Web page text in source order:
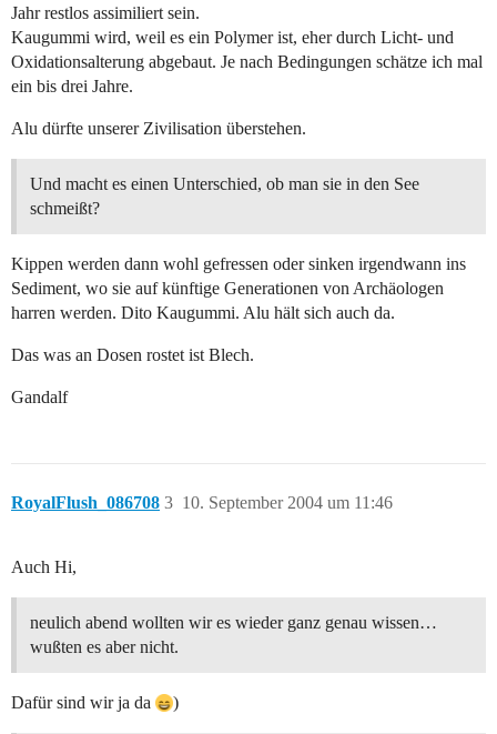
Jahr restlos assimiliert sein.
Kaugummi wird, weil es ein Polymer ist, eher durch Licht- und
Oxidationsalterung abgebaut. Je nach Bedingungen schätze ich mal
ein bis drei Jahre.
Alu dürfte unserer Zivilisation überstehen.
Und macht es einen Unterschied, ob man sie in den See
schmeißt?
Kippen werden dann wohl gefressen oder sinken irgendwann ins
Sediment, wo sie auf künftige Generationen von Archäologen
harren werden. Dito Kaugummi. Alu hält sich auch da.
Das was an Dosen rostet ist Blech.
Gandalf
RoyalFlush_086708 10. September 2004 um 11:46
3
Auch Hi,
neulich abend wollten wir es wieder ganz genau wissen…
wußten es aber nicht.
Dafür sind wir ja da )